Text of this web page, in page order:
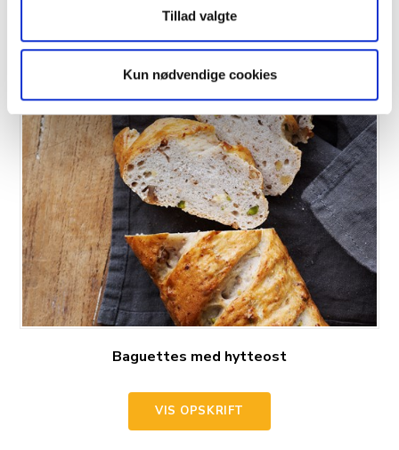
Tillad valgte
Kun nødvendige cookies
Baguettes med hytteost
VIS OPSKRIFT